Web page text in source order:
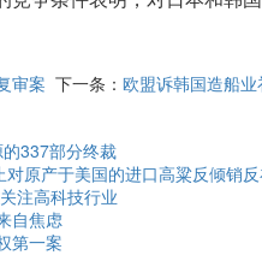
审案 下一条： 欧盟诉韩国造船
337部分终裁
原产于美国的进口高粱反倾销
注高科技行业
自焦虑
第一案